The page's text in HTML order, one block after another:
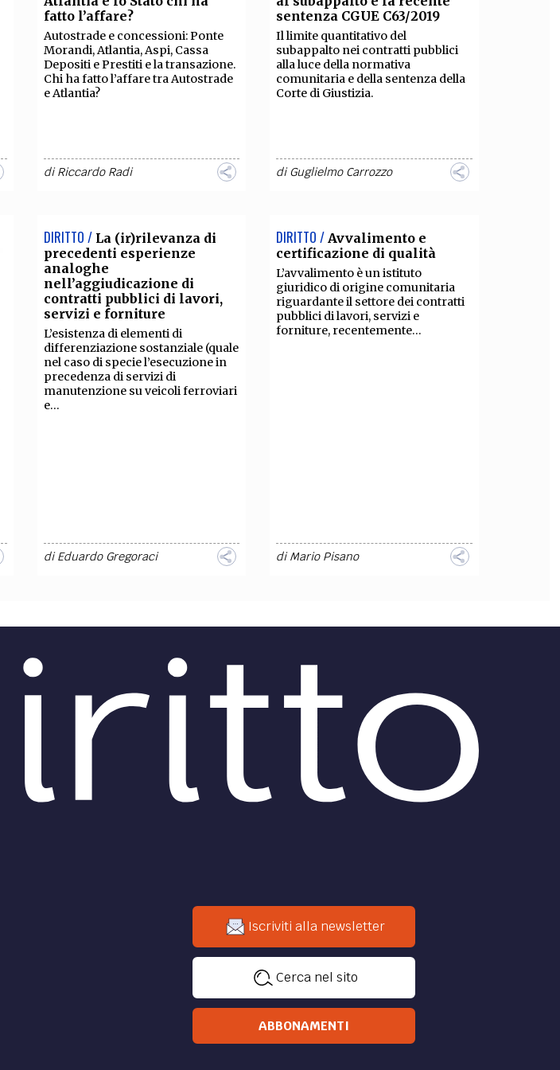
CURATORI FOTOGRAFI PARTNER COLLABORA CON NOI
EXTRA
MEDIA
fatto l’affare?
Autostrade e concessioni: Ponte
Morandi, Atlantia, Aspi, Cassa
Depositi e Prestiti e la transazione.
Chi ha fatto l’affare tra Autostrade
e Atlantia?
diRiccardo Radi
sentenza CGUE C63/2019
Il limite quantitativo del
subappalto nei contratti pubblici
alla luce della normativa
comunitaria e della sentenza della
Corte di Giustizia.
diGuglielmo Carrozzo
DIRITTO / La (ir)rilevanza di
precedenti esperienze
analoghe
nell’aggiudicazione di
contratti pubblici di lavori,
servizi e forniture
L’esistenza di elementi di
differenziazione sostanziale (quale
nel caso di specie l’esecuzione in
precedenza di servizi di
manutenzione su veicoli ferroviari
e...
diEduardo Gregoraci
DIRITTO / Avvalimento e
certificazione di qualità
L’avvalimento è un istituto
giuridico di origine comunitaria
riguardante il settore dei contratti
pubblici di lavori, servizi e
forniture, recentemente...
diMario Pisano
Iscriviti alla newsletter
Cerca nel sito
ABBONAMENTI